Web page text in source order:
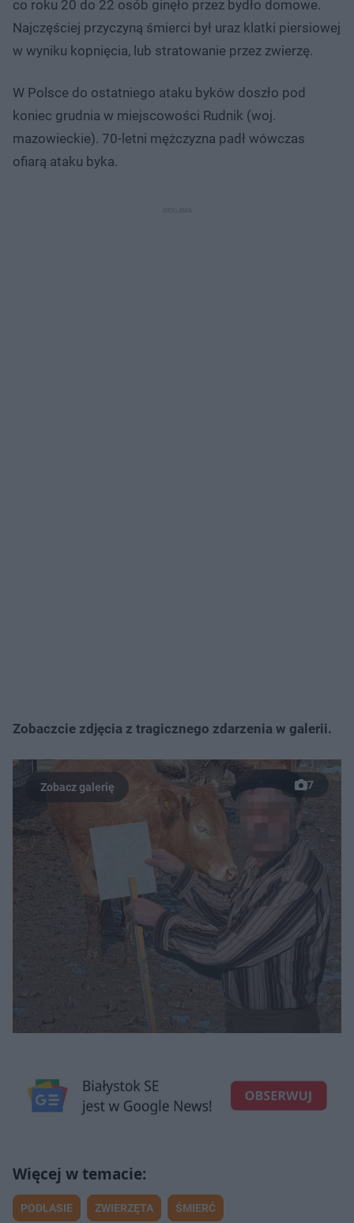
co roku 20 do 22 osób ginęło przez bydło domowe.
Najczęściej przyczyną śmierci był uraz klatki piersiowej
w wyniku kopnięcia, lub stratowanie przez zwierzę.
W Polsce do ostatniego ataku byków doszło pod
koniec grudnia w miejscowości Rudnik (woj.
mazowieckie). 70-letni mężczyzna padł wówczas
ofiarą ataku byka.
Zobaczcie zdjęcia z tragicznego zdarzenia w galerii.
7
PODLASIE ZWIERZĘTA ŚMIERĆ